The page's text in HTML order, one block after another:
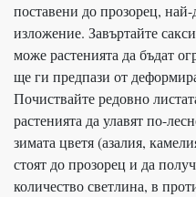
поставени до прозорец,
изложение. Завъртайте
може растенията да бъдат
ще ги предпази от
Почиствайте редовно
растенията да улавят по-
зимата цветя (азалия,
стоят до прозорец и да
количество светлина, в